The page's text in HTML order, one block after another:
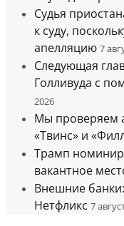
Судья
к суду,
апелляцию 7
Следующая
Голливуда с
2026
Мы проверяем
«Твинс» и
Трамп
вакантное
Внешние
Нетфликс 7